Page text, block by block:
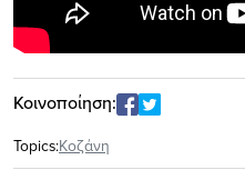
Κοινοποίηση:
Topics:Κοζάνη